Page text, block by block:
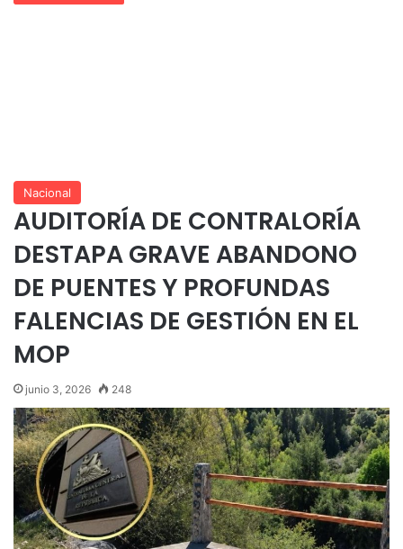
Nacional
AUDITORÍA DE CONTRALORÍA
DESTAPA GRAVE ABANDONO
DE PUENTES Y PROFUNDAS
FALENCIAS DE GESTIÓN EN EL
MOP
junio 3, 2026 248